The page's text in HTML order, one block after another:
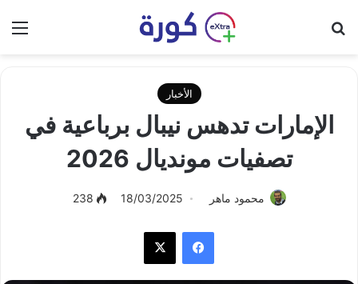
الأخبار
الإمارات تدهس نيبال برباعية في
تصفيات مونديال 2026
محمود ماهر 18/03/2025
238
فيسبوك